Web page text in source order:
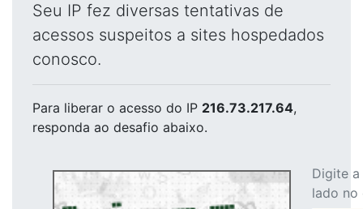
Seu IP fez diversas tentativas de
acessos suspeitos a sites hospedados
conosco.
Para liberar o acesso do IP 216.73.217.64,
responda ao desafio abaixo.
Digite
lado no